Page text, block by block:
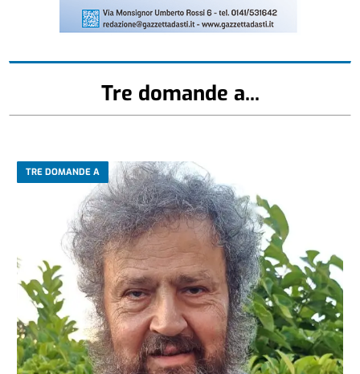
Tre domande a...
TRE DOMANDE A